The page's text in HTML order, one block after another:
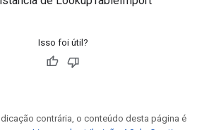
Isso foi útil?
contrária, o conteúdo desta página é